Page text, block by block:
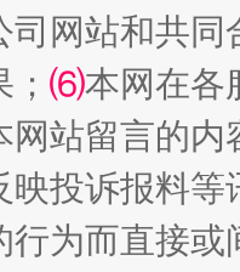
如何以
司网站和共
⑹本网在各
网站留言的内
映投诉报料
行为而直接